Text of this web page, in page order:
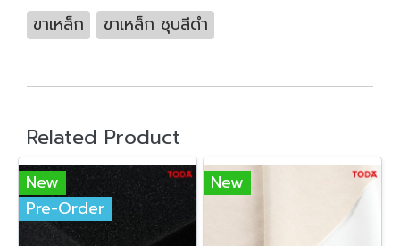
ขาเหล็ก ขาเหล็ก ชุบสีดำ
Related Product
New
Pre-Order
New